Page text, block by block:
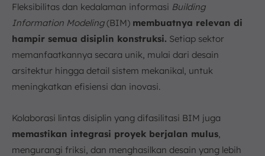
Fleksibilitas dan kedalaman informasi Building
Information Modeling(BIM) membuatnya relevan di
hampir semua disiplin konstruksi. Setiap sektor
memanfaatkannya secara unik, mulai dari desain
arsitektur hingga detail sistem mekanikal, untuk
meningkatkan efisiensi dan inovasi.
Kolaborasi lintas disiplin yang difasilitasi BIM juga
memastikan integrasi proyek berjalan mulus
mengurangi friksi, dan menghasilkan desain yang lebih